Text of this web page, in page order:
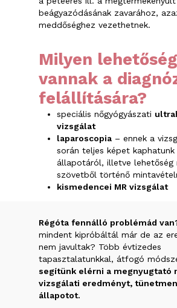
beágyazódásának zavarához,
meddőséghez vezethetnek.
Milyen
vannak a
felállítására?
speciális nőgyógyászati
vizsgálat
laparoscopia – ennek a
során teljes képet kaphatunk
állapotáról, illetve lehetőség
szövetből történő
kismedencei MR vizsgálat
Régóta fennálló problémád
mindent kipróbáltál már de az
nem javultak? Több évtizedes
tapasztalatunkkal, átfogó
segítünk elérni a megnyugtató
vizsgálati eredményt,
állapotot.